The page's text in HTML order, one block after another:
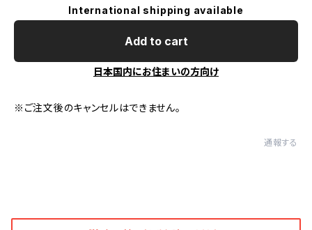
International shipping available
Add to cart
日本国内にお住まいの方向け
※ご注文後のキャンセルはできません。
通報する